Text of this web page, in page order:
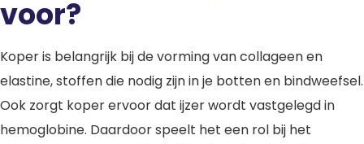
voor?
Koper is belangrijk bij de vorming van collageen en
elastine, stoffen die nodig zijn in je botten en bindweefsel.
Ook zorgt koper ervoor dat ijzer wordt vastgelegd in
hemoglobine. Daardoor speelt het een rol bij het